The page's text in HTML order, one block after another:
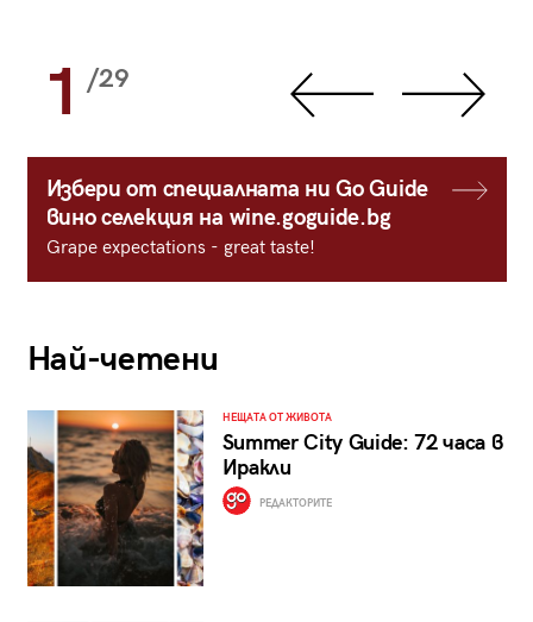
1 /29
Избери от специалната ни Go Guide
вино селекция на wine.goguide.bg
Grape expectations - great taste!
Най-четени
НЕЩАТА ОТ ЖИВОТА
Summer City Guide: 72 часа в
Иракли
РЕДАКТОРИТЕ